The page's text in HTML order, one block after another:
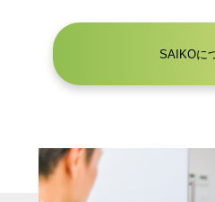
SAIKOに